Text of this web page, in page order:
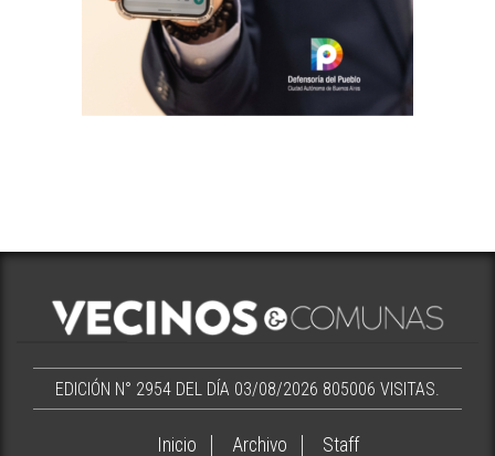
EDICIÓN N° 2954 DEL DÍA 03/08/2026 805006 VISITAS.
Inicio Archivo Staff